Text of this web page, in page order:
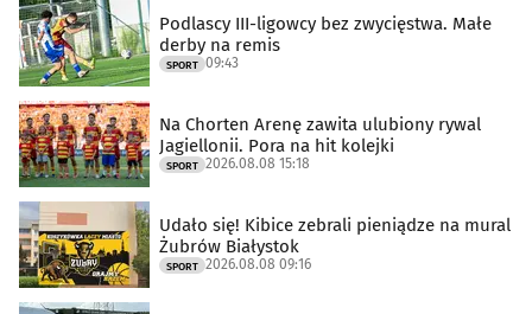
Podlascy III-ligowcy bez zwycięstwa. Małe
derby na remis
SPORT 09:43
Na Chorten Arenę zawita ulubiony rywal
Jagiellonii. Pora na hit kolejki
SPORT 2026.08.08 15:18
Udało się! Kibice zebrali pieniądze na mural
Żubrów Białystok
SPORT 2026.08.08 09:16